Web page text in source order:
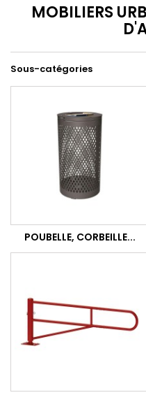
MOBILIERS
Sous-catégories
POUBELLE, CORBEILLE...